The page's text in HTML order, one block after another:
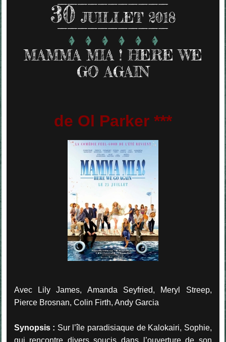
30 JUILLET 2018
MAMMA MIA ! HERE WE
GO AGAIN
de Ol Parker ***
Avec Lily James, Amanda Seyfried, Meryl Streep,
Pierce Brosnan, Colin Firth, Andy Garcia
Synopsis : Sur l’île paradisiaque de Kalokairi, Sophie,